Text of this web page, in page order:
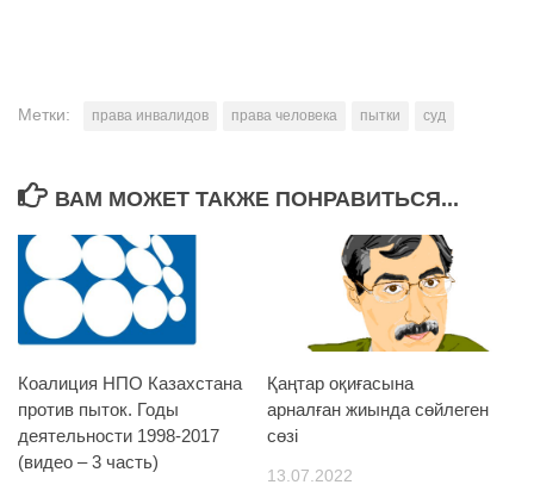
Метки: права инвалидов права человека пытки суд
ВАМ МОЖЕТ ТАКЖЕ ПОНРАВИТЬСЯ...
Коалиция НПО Казахстана
против пыток. Годы
деятельности 1998-2017
(видео – 3 часть)
Қаңтар оқиғасына
арналған жиында сөйлеген
сөзі
13.07.2022